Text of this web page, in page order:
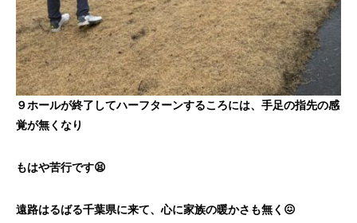
９ホールが終了してハーフターンするころには、手足の指先の感
覚が無くなり
もはや苦行です😫
遠路はるばる千葉県に来て、心に家族の暖かさも無く😖